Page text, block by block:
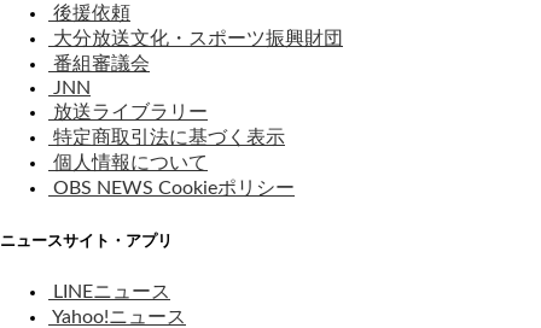
後援依頼
大分放送文化・スポーツ振興財団
番組審議会
JNN
放送ライブラリー
特定商取引法に基づく表示
個人情報について
OBS NEWS Cookieポリシー
ニュースサイト・アプリ
LINEニュース
Yahoo!ニュース